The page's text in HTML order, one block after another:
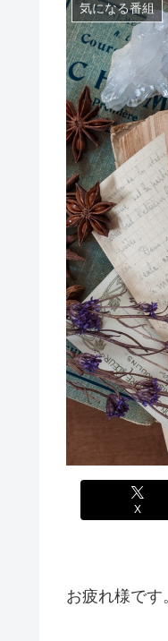
気になる番組
X
お疲れ様です